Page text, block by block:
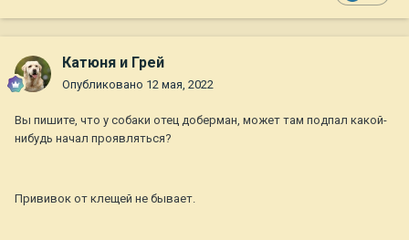
Катюня и Грей
Опубликовано 12 мая, 2022
Вы пишите, что у собаки отец доберман, может там подпал какой-
нибудь начал проявляться?
Прививок от клещей не бывает.